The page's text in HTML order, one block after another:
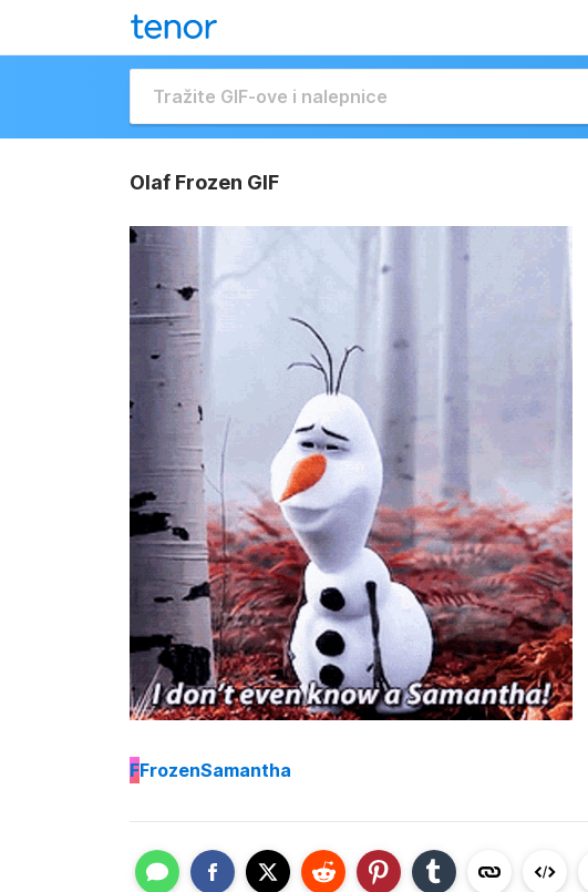
Olaf Frozen GIF
FFrozenSamantha